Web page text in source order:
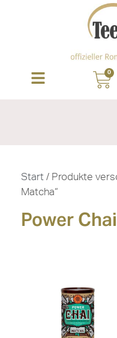
0
Start / Produkte
Matcha“
Power